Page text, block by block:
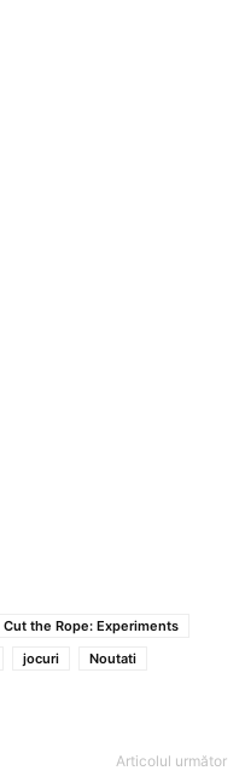
Cut the Rope: Experiments
jocuri
Noutati
Articolul următor